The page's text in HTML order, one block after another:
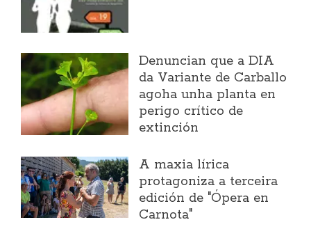
Denuncian que a DIA
da Variante de Carballo
agoha unha planta en
perigo crítico de
extinción
A maxia lírica
protagoniza a terceira
edición de "Ópera en
Carnota"